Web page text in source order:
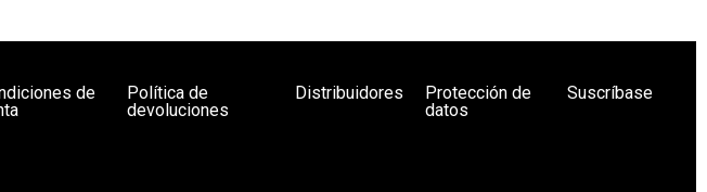
de
Política de
devoluciones
Distribuidores
Protección de
datos
Suscríbase